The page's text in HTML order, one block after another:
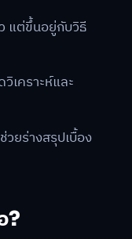
แต่ขึ้นอยู่กับวิธี
เคราะห์และ
ยร่างสรุปเบื้อง
?